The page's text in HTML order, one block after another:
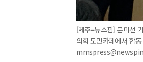
[제주=뉴스핌] 문미선
의회 도민카페에서 합